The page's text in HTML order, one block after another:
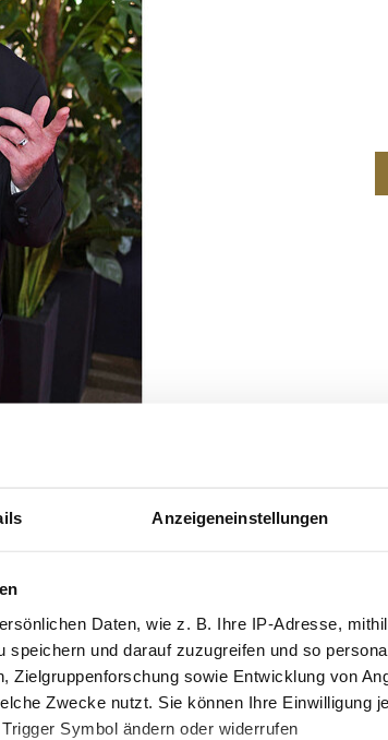
Anzeigeneinstellungen
Daten, wie z. B. Ihre IP-Adresse,
und darauf zuzugreifen und so
Zielgruppenforschung sowie Entwicklung von
Zwecke nutzt. Sie können Ihre Einwilligung
Symbol ändern oder widerrufen
Advertisement